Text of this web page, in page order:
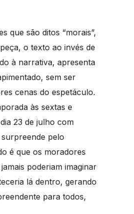
que são ditos “morais”,
o texto ao invés de
à narrativa, apresenta
sem ser
cenas do espetáculo.
às sextas e
23 de julho com
pelo
é que os moradores
poderiam imaginar
lá dentro, gerando
para todos,